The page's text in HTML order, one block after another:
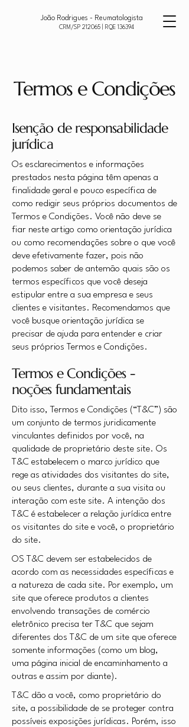
João Rodrigues - Reumatologista
CRM/SP 212065 | RQE 136394
Termos e Condições
Isenção de responsabilidade
jurídica
Os esclarecimentos e informações
prestados nesta página têm apenas a
finalidade geral e pouco específica de
como redigir seus próprios documentos de
Termos e Condições. Você não deve se
fiar neste artigo como orientação jurídica
ou como recomendações sobre o que você
deve efetivamente fazer, pois não
podemos saber de antemão quais são os
termos específicos que você deseja
estipular entre a sua empresa e seus
clientes e visitantes. Recomendamos que
você busque orientação jurídica se
precisar de ajuda para entender e criar
seus próprios Termos e Condições.
Termos e Condições -
noções fundamentais
Dito isso, Termos e Condições (“T&C”) são
um conjunto de termos juridicamente
vinculantes definidos por você, na
qualidade de proprietário deste site. Os
T&C estabelecem o marco jurídico que
rege as atividades dos visitantes do site,
ou seus clientes, durante a sua visita ou
interação com este site. A intenção dos
T&C é estabelecer a relação jurídica entre
os visitantes do site e você, o proprietário
do site.
OS T&C devem ser estabelecidos de
acordo com as necessidades específicas e
a natureza de cada site. Por exemplo, um
site que oferece produtos a clientes
envolvendo transações de comércio
eletrônico precisa ter T&C que sejam
diferentes dos T&C de um site que oferece
somente informações (como um blog,
uma página inicial de encaminhamento a
outras e assim por diante).
T&C dão a você, como proprietário do
site, a possibilidade de se proteger contra
possíveis exposições jurídicas. Porém, isso